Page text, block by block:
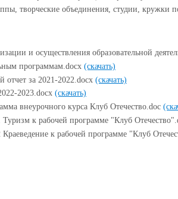
творческие объединения, студии, кружки
и осуществления образовательной
программам.docx (скачать)
отчет за 2021-2022.docx (скачать)
2023.docx (скачать)
внеурочного курса Клуб Отечество.doc
к рабочей программе "Клуб
к рабочей программе "Клуб